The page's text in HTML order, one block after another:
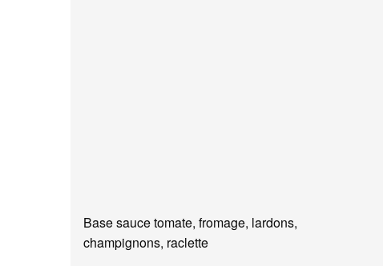
Base sauce tomate, fromage, lardons,
champignons, raclette